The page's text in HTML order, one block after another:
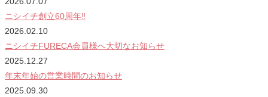
ニシイチ創立60周年‼
2026.02.10
ニシイチFURECA会員様へ大切なお知らせ
2025.12.27
年末年始の営業時間のお知らせ
2025.09.30